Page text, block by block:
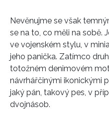
Nevěnujme se však
se na to, co měli na sobě.
ve vojenském stylu, v
jeho panička. Zatímco
totožném denimovém
návrhářčinými ikonickými
jaký pán, takový pes, v
dvojnásob.